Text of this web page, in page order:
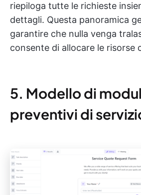
riepiloga tutte le richieste
dettagli. Questa panoramica
garantire che nulla venga
consente di allocare le risorse
5. Modello di
preventivi di